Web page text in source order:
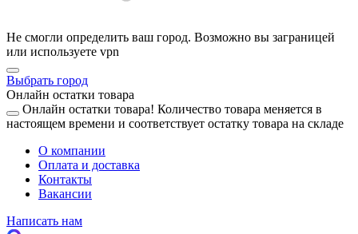
Не смогли определить ваш город. Возможно вы заграницей
или используете vpn
Выбрать город
Онлайн остатки товара
Онлайн остатки товара! Количество товара меняется в
настоящем времени и соответствует остатку товара на складе
О компании
Оплата и доставка
Контакты
Вакансии
Написать нам